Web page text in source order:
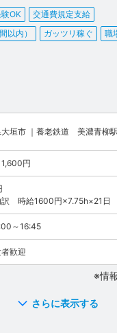
OK
交通費規定支給
以内）
ガッツリ稼ぐ
職
大垣市 ｜養老鉄道 美濃青柳駅
円
訳 時給1600円×7.75h×21日
～16:45
歓迎
※情
さらに表示する